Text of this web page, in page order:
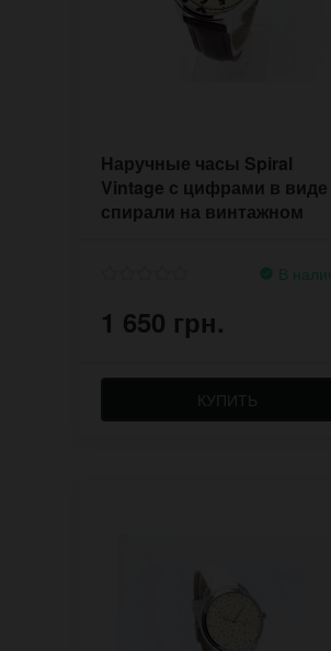
Наручные часы Spiral
Vintage с цифрами в виде
спирали на винтажном
В
1 650 грн.
КУПИТЬ